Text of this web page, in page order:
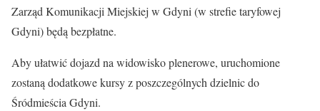
Zarząd Komunikacji Miejskiej w Gdyni (w strefie taryfowej
Gdyni) będą bezpłatne.
Aby ułatwić dojazd na widowisko plenerowe, uruchomione
zostaną dodatkowe kursy z poszczególnych dzielnic do
Śródmieścia Gdyni.